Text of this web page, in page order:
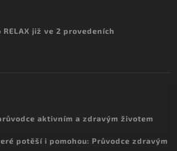
již ve 2 provedeních
aktivním a zdravým životem
potěší i pomohou: Průvodce zdravým